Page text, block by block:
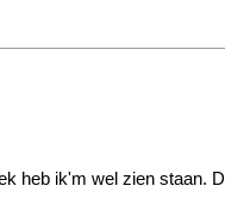
heb ik'm wel zien staan.